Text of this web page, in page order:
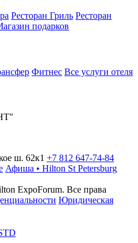
Ресторан Гриль Ресторан
подарков
Фитнес Все услуги отеля
ш. 62к1 +7 812 647-74-84
Афиша • Hilton St Petersburg
ExpoForum. Все права
Юридическая